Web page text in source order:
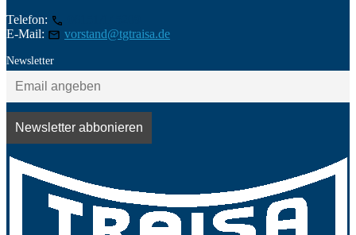
Telefon:
E-Mail:
vorstand@tgtraisa.de
Newsletter